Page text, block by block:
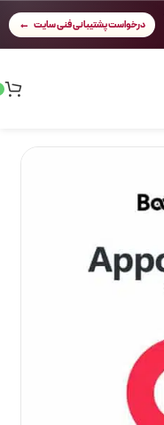
درخواست پشتیبانی فنی سایت